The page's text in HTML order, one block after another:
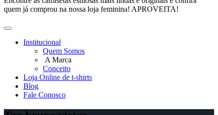
quem já comprou na nossa loja feminina! APROVEITA!
Institucional
Quem Somos
A Marca
Conceito
Loja Online de t-shirts
Blog
Fale Conosco